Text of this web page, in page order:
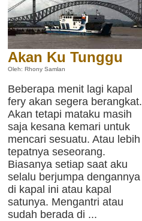
Akan Ku Tunggu
Oleh: Rhony Samlan
Beberapa menit lagi kapal
fery akan segera berangkat.
Akan tetapi mataku masih
saja kesana kemari untuk
mencari sesuatu. Atau lebih
tepatnya seseorang.
Biasanya setiap saat aku
selalu berjumpa dengannya
di kapal ini atau kapal
satunya. Mengantri atau
sudah berada di ...